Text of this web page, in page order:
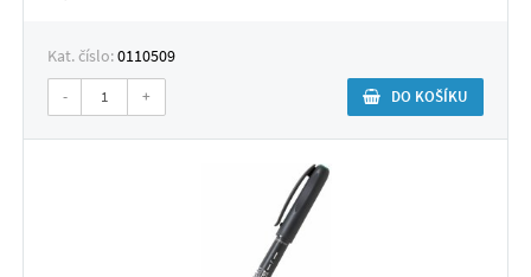
Kat. číslo:0110509
- + DO KOŠÍKU